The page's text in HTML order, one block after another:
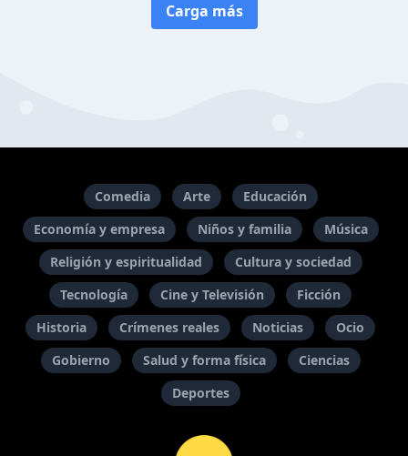
Carga más
Comedia Arte
Educación
Economía y empresa
Niños y familia
Música
Religión y espiritualidad
Cultura y sociedad
Tecnología
Cine y Televisión
Ficción
Historia
Crímenes reales Noticias
Ocio
Gobierno
Salud y forma física
Ciencias
Deportes